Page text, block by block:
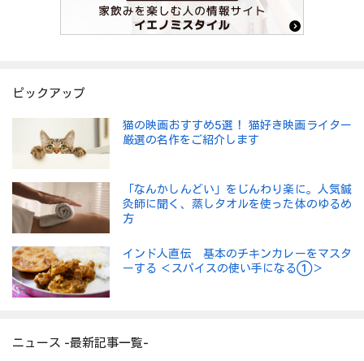
ピックアップ
猫の映画おすすめ5選！ 猫好き映画ライター
厳選の名作をご紹介します
「なんかしんどい」をじんわり楽に。人気鍼
灸師に聞く、蒸しタオルを使った体のゆるめ
方
インド人直伝 基本のチキンカレーをマスタ
ーする ＜スパイスの使い手になる①＞
ニュース -最新記事一覧-